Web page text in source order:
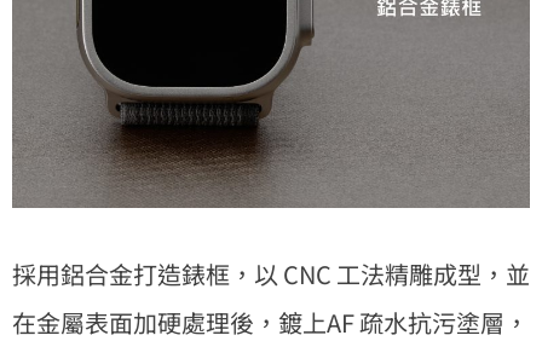
採用鋁合金打造錶框，以 CNC 工法精雕成型，並
在金屬表面加硬處理後，鍍上AF 疏水抗污塗層，